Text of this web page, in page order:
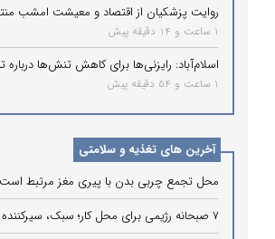
روایت پزشکیان از اقتصاد و معیشت امشب
1 ساعت و 14 دقیقه پیش
اسلام‌آباد: رایزنی‌ها برای کاهش تنش‌ها درباره
1 ساعت و 54 دقیقه پیش
آخرین های تغذیه و سلامتی
محل تجمع چربی بدن با پیری مغز مرتبط است
۷ صبحانه رژیمی برای محل کار؛ سبک، سیرکننده در چند دقیقه